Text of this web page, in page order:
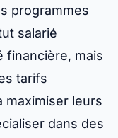
programmes
salarié
financière, mais
tarifs
maximiser leurs
dans des